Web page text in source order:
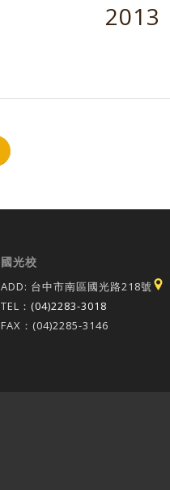
2013
國光校
ADD: 台中市南區國光路218號
TEL：(04)2283-3018
FAX：(04)2285-3146